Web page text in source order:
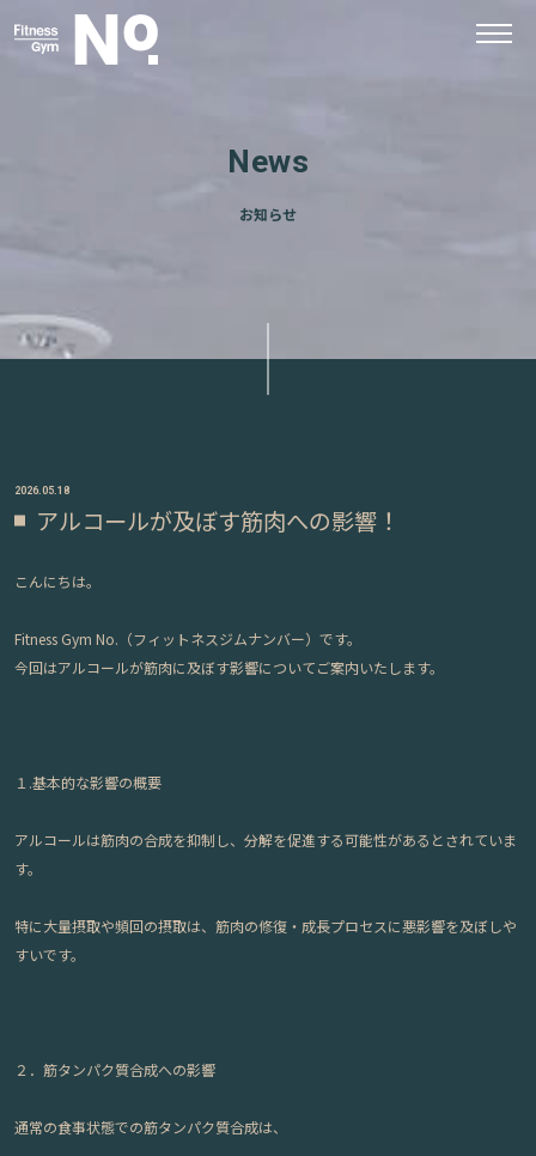
News
お知らせ
2026.05.18
アルコールが及ぼす筋肉への影響！
こんにちは。
Fitness Gym No.（フィットネスジムナンバー）です。
今回はアルコールが筋肉に及ぼす影響についてご案内いたします。
１.基本的な影響の概要
アルコールは筋肉の合成を抑制し、分解を促進する可能性があるとされていま
す。
特に大量摂取や頻回の摂取は、筋肉の修復・成長プロセスに悪影響を及ぼしや
すいです。
２．筋タンパク質合成への影響
通常の食事状態での筋タンパク質合成は、